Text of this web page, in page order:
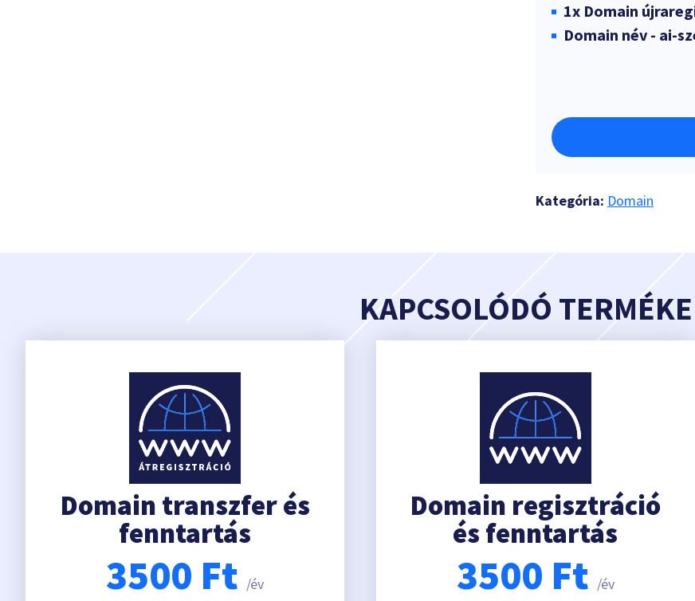
1x Domain
Domain név - ai-
Kategória: Domain
KAPCSOLÓDÓ
Domain transzfer és
fenntartás
3500 Ft /év
Domain regisztráció
és fenntartás
3500 Ft /év